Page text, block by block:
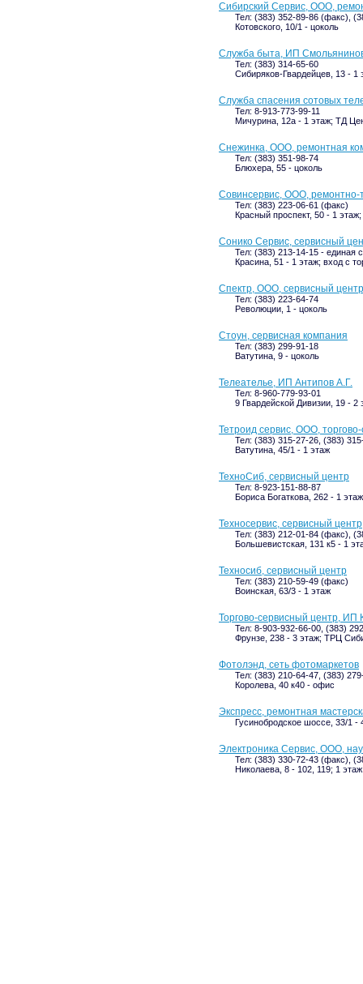
Сибирский Сервис, ООО,
Тел: (383) 352-89-86 (факс),
Котовского, 10/1 - цоколь
Служба быта, ИП
Тел: (383) 314-65-60
Сибиряков-Гвардейцев, 13 - 1
Служба спасения сотовых
Тел: 8-913-773-99-11
Мичурина, 12а - 1 этаж; ТД
Снежинка, ООО, ремонтная
Тел: (383) 351-98-74
Блюхера, 55 - цоколь
Совинсервис, ООО, ремонтно-
Тел: (383) 223-06-61 (факс)
Красный проспект, 50 - 1
Сонико Сервис, сервисный
Тел: (383) 213-14-15 - единая
Красина, 51 - 1 этаж; вход с
Спектр, ООО, сервисный центр
Тел: (383) 223-64-74
Революции, 1 - цоколь
Стоун, сервисная компания
Тел: (383) 299-91-18
Ватутина, 9 - цоколь
Телеателье, ИП Антипов А.Г.
Тел: 8-960-779-93-01
9 Гвардейской Дивизии, 19 - 2
Тетроид сервис, ООО,
Тел: (383) 315-27-26, (383)
Ватутина, 45/1 - 1 этаж
ТехноСиб, сервисный центр
Тел: 8-923-151-88-87
Бориса Богаткова, 262 - 1 этаж
Техносервис, сервисный центр
Тел: (383) 212-01-84 (факс),
Большевистская, 131 к5 - 1
Техносиб, сервисный центр
Тел: (383) 210-59-49 (факс)
Воинская, 63/3 - 1 этаж
Торгово-сервисный центр, ИП
Тел: 8-903-932-66-00, (383)
Фрунзе, 238 - 3 этаж; ТРЦ
Фотолэнд, сеть фотомаркетов
Тел: (383) 210-64-47, (383)
Королева, 40 к40 - офис
Экспресс, ремонтная
Гусинобродское шоссе, 33/1 -
Электроника Сервис, ООО,
Тел: (383) 330-72-43 (факс),
Николаева, 8 - 102, 119; 1 этаж